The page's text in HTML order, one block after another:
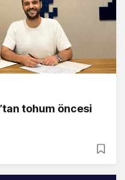
tohum öncesi